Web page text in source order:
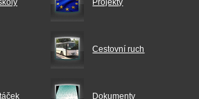
Projekty
Cestovní ruch
Dokumenty